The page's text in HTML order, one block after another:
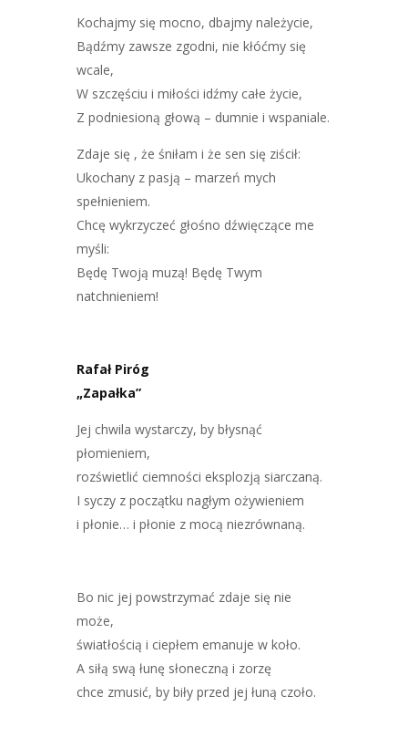
Kochajmy się mocno, dbajmy należycie,
Bądźmy zawsze zgodni, nie kłóćmy się
wcale,
W szczęściu i miłości idźmy całe życie,
Z podniesioną głową – dumnie i wspaniale.
Zdaje się , że śniłam i że sen się ziścił:
Ukochany z pasją – marzeń mych
spełnieniem.
Chcę wykrzyczeć głośno dźwięczące me
myśli:
Będę Twoją muzą! Będę Twym
natchnieniem!
Rafał Piróg
„Zapałka”
Jej chwila wystarczy, by błysnąć
płomieniem,
rozświetlić ciemności eksplozją siarczaną.
I syczy z początku nagłym ożywieniem
i płonie… i płonie z mocą niezrównaną.
Bo nic jej powstrzymać zdaje się nie
może,
światłością i ciepłem emanuje w koło.
A siłą swą łunę słoneczną i zorzę
chce zmusić, by biły przed jej łuną czoło.